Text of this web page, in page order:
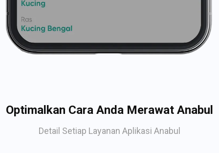
Optimalkan Cara Anda Merawat Anabul
Detail Setiap Layanan Aplikasi Anabul